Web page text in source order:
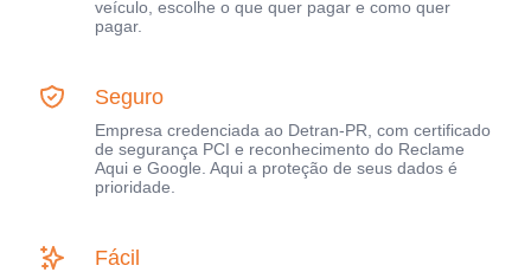
veículo, escolhe o que quer pagar e como quer
pagar.
Seguro
Empresa credenciada ao Detran-PR, com certificado
de segurança PCI e reconhecimento do Reclame
Aqui e Google. Aqui a proteção de seus dados é
prioridade.
Fácil